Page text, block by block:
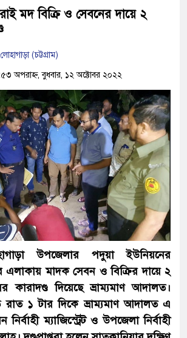
মদ বিক্রি ও সেবনের দায়ে ২
(চট্টগ্রাম)
অপরাহ্ন, বুধবার, ১২ অক্টোবর ২০২২
উপজেলার পদুয়া ইউনিয়নের
এলাকায় মাদক সেবন ও বিক্রির দায়ে ২
কারাদণ্ড দিয়েছে ভ্রাম্যমাণ আদালত।
১ টার দিকে ভ্রাম্যমাণ আদালত এ
নির্বাহী ম্যাজিস্ট্রেট ও উপজেলা নির্বাহী